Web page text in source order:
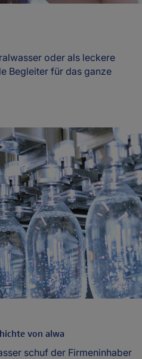
oder als leckere
Begleiter für das ganze
von alwa
schuf der Firmeninhaber